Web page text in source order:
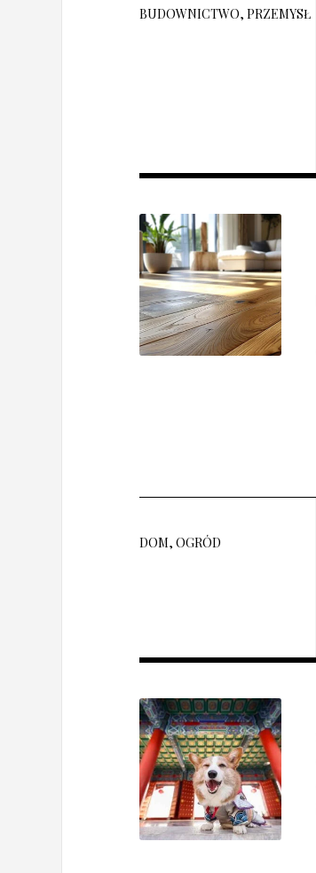
BUDOWNICTWO, PRZEMYSŁ
DOM, OGRÓD